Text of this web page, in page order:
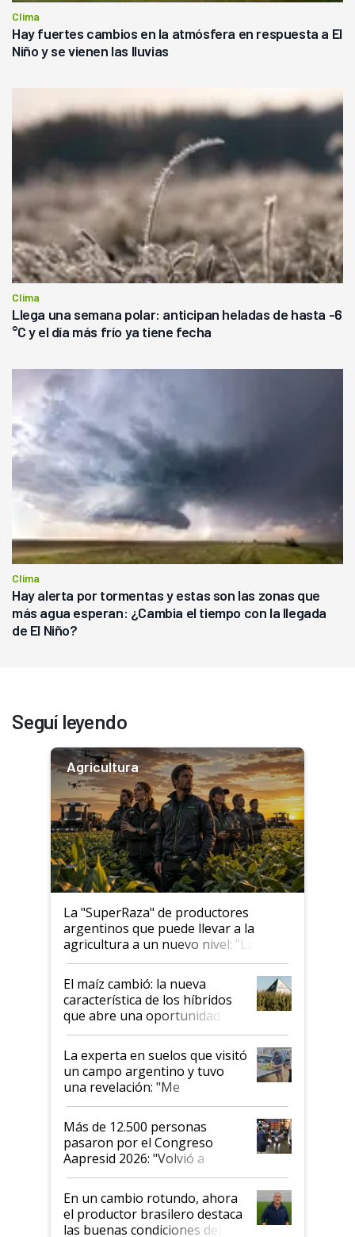
Clima
Hay fuertes cambios en la atmósfera en respuesta a El
Niño y se vienen las lluvias
Clima
Llega una semana polar: anticipan heladas de hasta -6
°C y el día más frío ya tiene fecha
Clima
Hay alerta por tormentas y estas son las zonas que
más agua esperan: ¿Cambia el tiempo con la llegada
de El Niño?
Seguí leyendo
Agricultura
La "SuperRaza" de productores
argentinos que puede llevar a la
agricultura a un nuevo nivel: "Las
posibilidades de crecimiento son
infinitas"
El maíz cambió: la nueva
característica de los híbridos
que abre una oportunidad en
el lote
La experta en suelos que visitó
un campo argentino y tuvo
una revelación: "Me
impresionó mucho"
Más de 12.500 personas
pasaron por el Congreso
Aapresid 2026: "Volvió a
demostrar que hablar del
suelo es hablar de todo el
sistema productivo"
En un cambio rotundo, ahora
el productor brasilero destaca
las buenas condiciones del